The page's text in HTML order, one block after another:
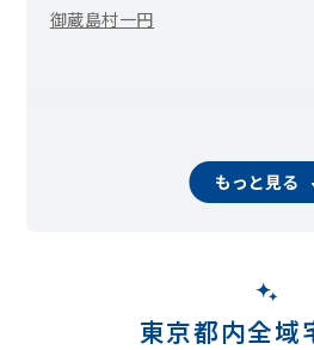
御蔵島村一円
もっと見る
東京都内全域